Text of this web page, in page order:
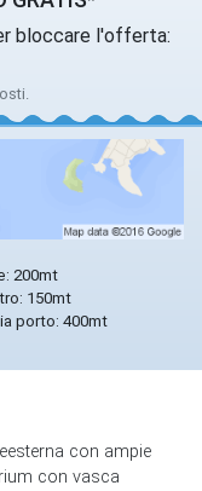
bloccare l'offerta:
200mt
150mt
porto: 400mt
con ampie
con vasca